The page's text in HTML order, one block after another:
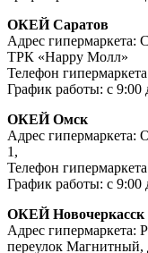
ОКЕЙ Саратов
Адрес гипермаркета:
ТРК «Happy Молл»
Телефон
График работы: с 9:00
ОКЕЙ Омск
Адрес гипермаркета:
1,
Телефон
График работы: с 9:00
ОКЕЙ Новочеркасск
Адрес гипермаркета:
переулок Магнитный,